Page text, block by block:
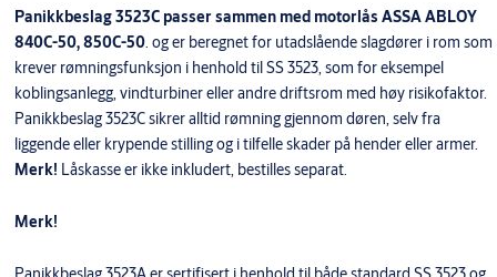
Panikkbeslag 3523C passer sammen med motorlås ASSA ABLOY
840C-50, 850C-50. og er beregnet for utadslående slagdører i rom som
krever rømningsfunksjon i henhold til SS 3523, som for eksempel
koblingsanlegg, vindturbiner eller andre driftsrom med høy risikofaktor.
Panikkbeslag 3523C sikrer alltid rømning gjennom døren, selv fra
liggende eller krypende stilling og i tilfelle skader på hender eller armer.
Merk! Låskasse er ikke inkludert, bestilles separat.
Merk!